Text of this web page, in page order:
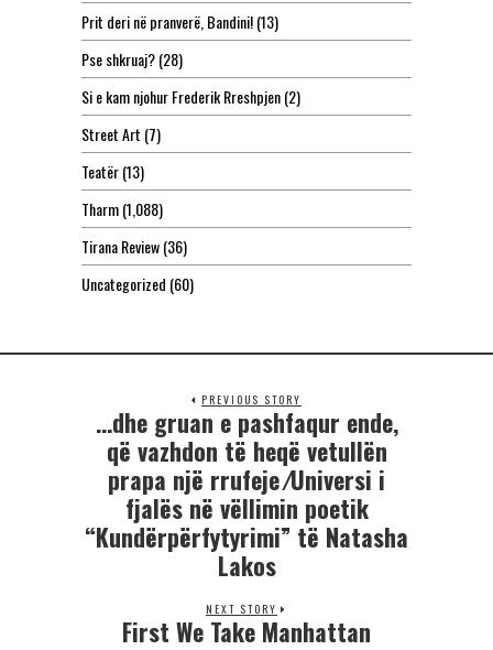
Prit deri në pranverë, Bandini!(13)
Pse shkruaj?(28)
Si e kam njohur Frederik Rreshpjen(2)
Street Art (7)
Teatër(13)
Tharm(1,088)
Tirana Review(36)
Uncategorized (60)
PREVIOUS STORY
…dhe gruan e pashfaqur ende,
që vazhdon të heqë vetullën
prapa një rrufeje ⁄Universi i
fjalës në vëllimin poetik
“Kundërpërfytyrimi” të Natasha
Lakos
NEXT STORY
First We Take Manhattan